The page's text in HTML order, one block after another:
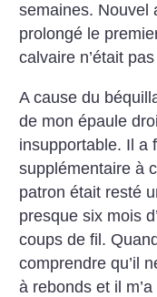
semaines. Nouvel
prolongé le
calvaire n’était
A cause du
de mon épaule
insupportable. Il a
supplémentaire à
patron était resté
presque six mois
coups de fil.
comprendre qu’il
à rebonds et il